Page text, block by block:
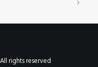
rights reserved